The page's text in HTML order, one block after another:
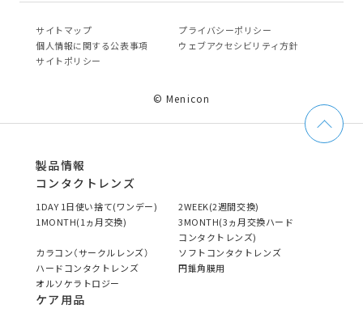
サイトマップ
プライバシーポリシー
個⼈情報に関する公表事項
ウェブアクセシビリティ方針
サイトポリシー
© Menicon
製品情報
コンタクトレンズ
1DAY 1日使い捨て(ワンデー)
2WEEK(2週間交換)
1MONTH(1ヵ月交換)
3MONTH(3ヵ月交換ハード
コンタクトレンズ)
カラコン（サークルレンズ）
ソフトコンタクトレンズ
ハードコンタクトレンズ
円錐角膜用
オルソケラトロジー
ケア用品